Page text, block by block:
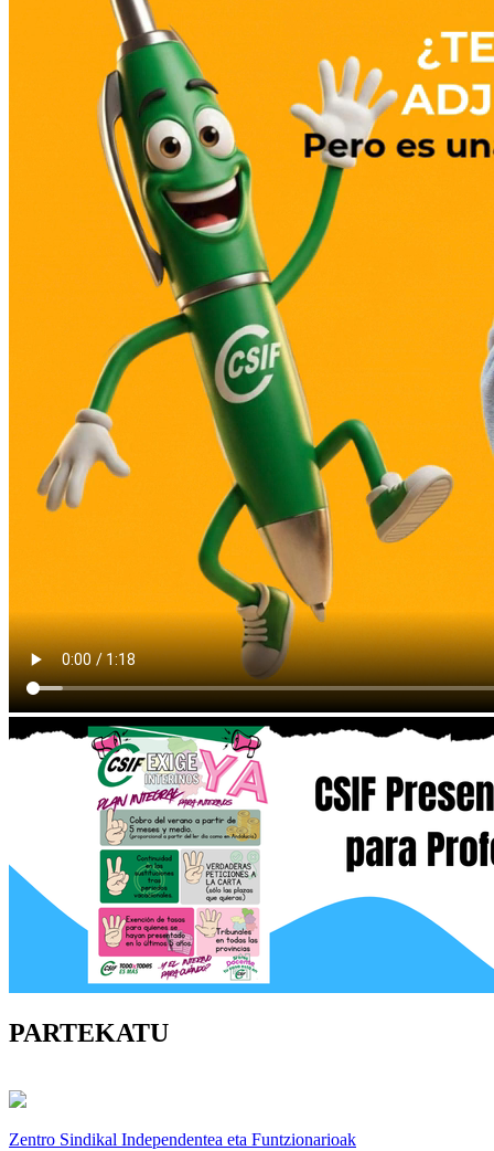
PARTEKATU
Zentro Sindikal Independentea eta Funtzionarioak